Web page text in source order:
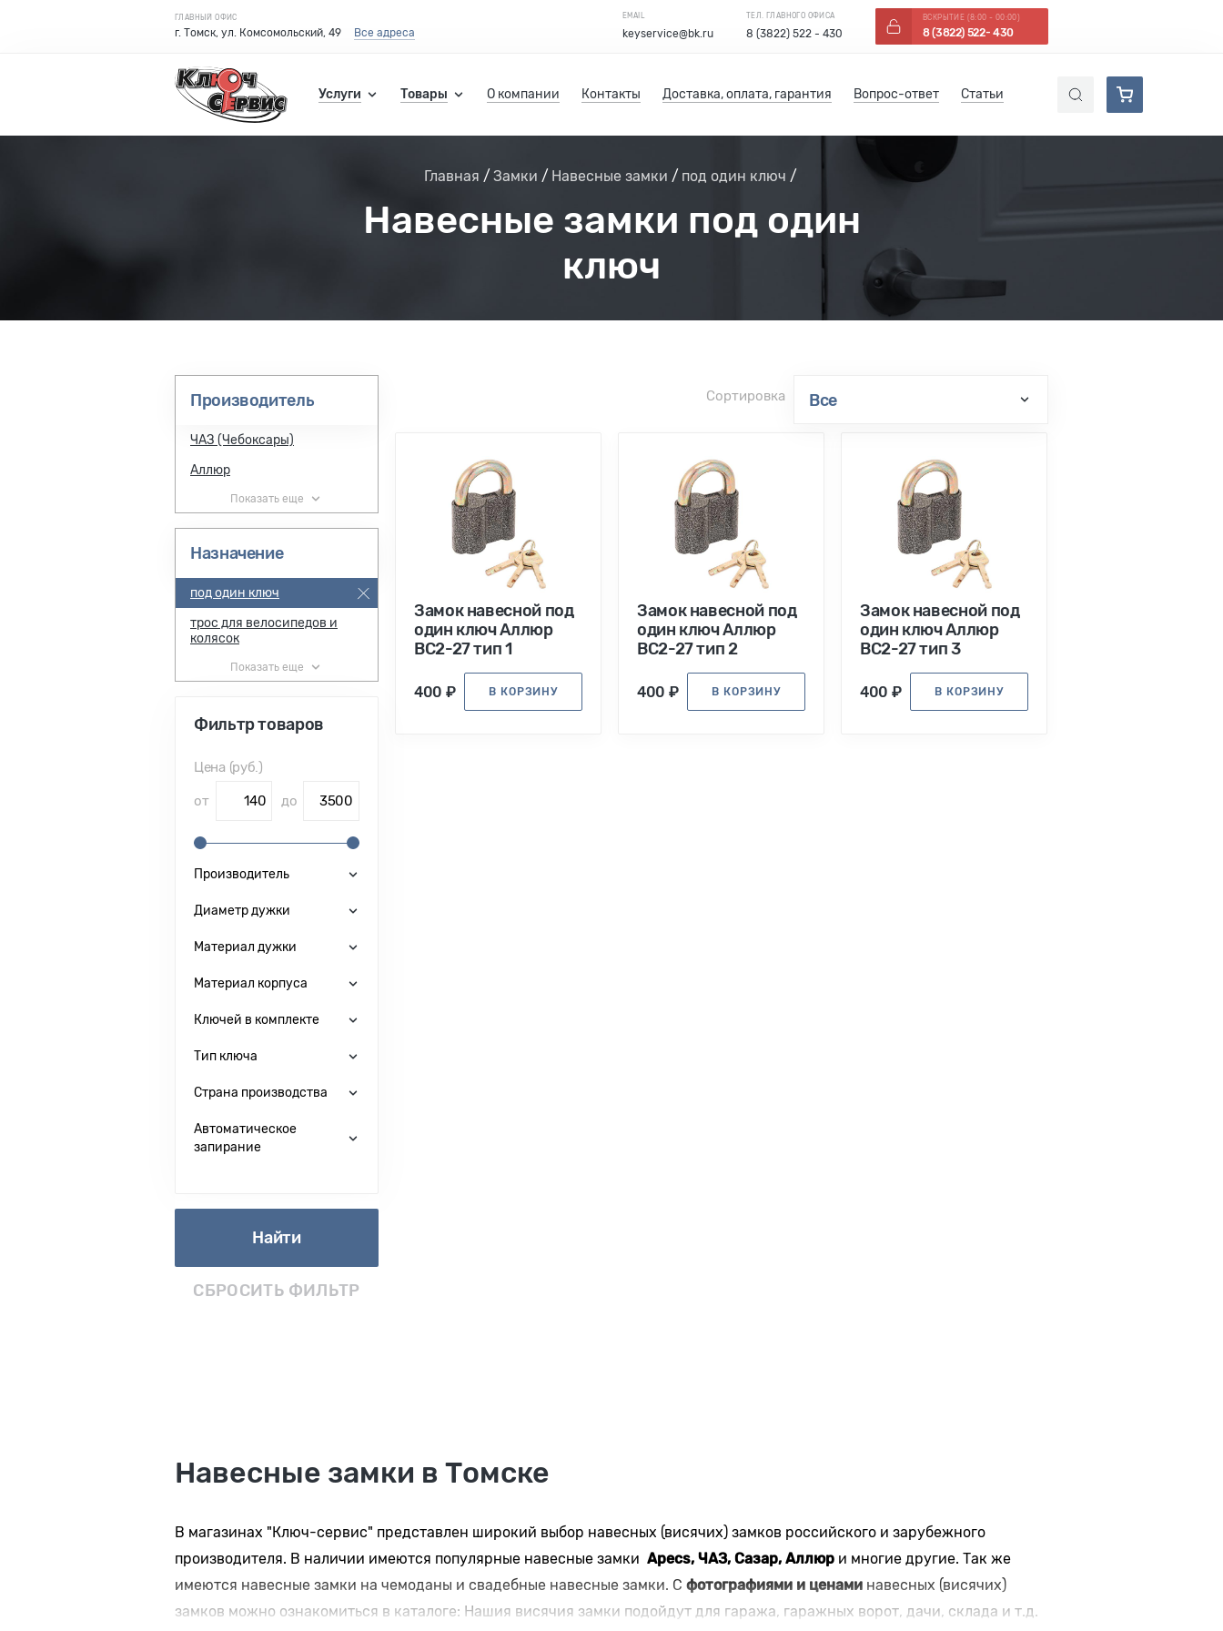
ГЛАВНЫЙ ОФИС
г. Томск, ул. Комсомольский, 49 Все адреса
EMAIL
keyservice@bk.ru
ТЕЛ. ГЛАВНОГО ОФИСА
8 (3822) 522 - 430
ВСКРЫТИЕ (8:00 - 00:00)
8 (3822) 522- 430
Услуги Товары О компании Контакты Доставка, оплата, гарантия Вопрос-ответ Статьи
Главная Замки Навесные замки под один ключ
Навесные замки под один
ключ
Производитель
ЧАЗ (Чебоксары)
Аллюр
Показать еще
Назначение
под один ключ
трос для велосипедов и
колясок
Показать еще
Фильтртоваров
Цена (руб.)
от до
Производитель
Диаметр дужки
Материал дужки
Материал корпуса
Ключей в комплекте
Тип ключа
Страна производства
Автоматическое
запирание
Найти
СБРОСИТЬ ФИЛЬТР
Сортировка Все
Замок навесной под
один ключ Аллюр
ВС2-27 тип 1
400 ₽ В КОРЗИНУ
Замок навесной под
один ключ Аллюр
ВС2-27 тип 2
400 ₽ В КОРЗИНУ
Замок навесной под
один ключ Аллюр
ВС2-27 тип 3
400 ₽ В КОРЗИНУ
Навесные замки в Томске
В магазинах "Ключ-сервис" представлен широкий выбор навесных (висячих) замков российского и зарубежного
производителя. В наличии имеются популярные навесные замки Apecs, ЧАЗ, Сазар, Аллюр и многие другие. Так же
имеются навесные замки на чемоданы и свадебные навесные замки. С фотографиями и ценами навесных (висячих)
замков можно ознакомиться в каталоге: Нашия висячия замки подойдут для гаража, гаражных ворот, дачи, склада и т.д.